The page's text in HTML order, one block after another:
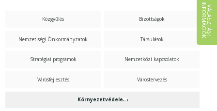
V
Á
L
A
S
Z
T
Á
S
I
IN
F
O
R
M
Á
C
I
Ó
K
Közgyűlés Bizottságok
Nemzetiségi Önkormányzatok Társulások
Stratégiai programok Nemzetközi kapcsolatok
Városfejlesztés Várostervezés
Környezetvédelem